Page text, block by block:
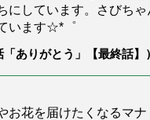
にしています。さびち
います☆*゜
ありがとう」【最終話】）
お花を届けたくなるマ